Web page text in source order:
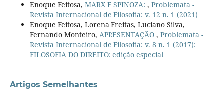
Enoque Feitosa, MARX E SPINOZA: , Problemata -
Revista Internacional de Filosofia: v. 12 n. 1 (2021)
Enoque Feitosa, Lorena Freitas, Luciano Silva,
Fernando Monteiro, APRESENTAÇÃO , Problemata -
Revista Internacional de Filosofia: v. 8 n. 1 (2017):
FILOSOFIA DO DIREITO: edição especial
Artigos Semelhantes